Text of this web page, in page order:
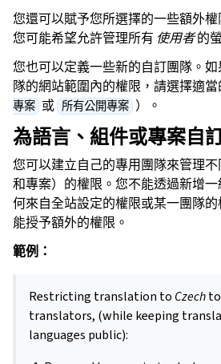
您還可以賦予您所選擇的一些額外權
您可能希望允許管理所有 使用者的
您也可以定義一些新的自訂團隊。
隊的網站範圍內的權限，請選擇適當
專案 或 所有公開專案 ）。
為語言、組件或專案自
您可以建立自己的專用團隊來管理
和專案）的權限。您不能透過新增
何來自全站設定的權限或某一團隊
能授予額外的權限。
範例：
Restricting translation to Czech
translators, (while keeping
languages public):